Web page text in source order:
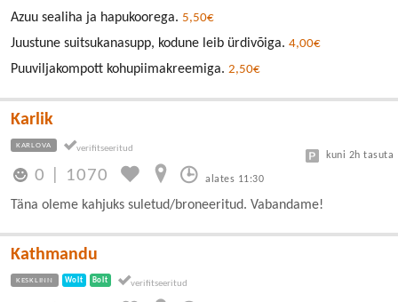
Azuu sealiha ja hapukoorega. 5,50€
Juustune suitsukanasupp, kodune leib ürdivõiga. 4,00€
Puuviljakompott kohupiimakreemiga. 2,50€
Karlik
KARLOVA
0 1070 alates 11:30
kuni 2h tasuta
Täna oleme kahjuks suletud/broneeritud. Vabandame!
Kathmandu
KESKLINN Wolt Bolt